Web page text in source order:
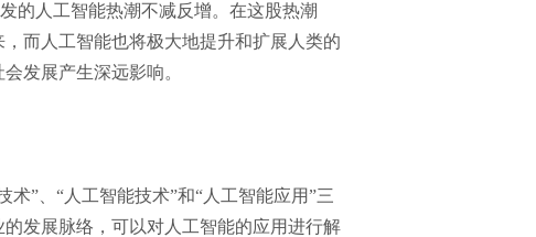
的人工智能热潮不减反增。在这股热潮
而人工智能也将极大地提升和扩展人类的
发展产生深远影响。
”、“人工智能技术”和“人工智能应用”三
发展脉络，可以对人工智能的应用进行解